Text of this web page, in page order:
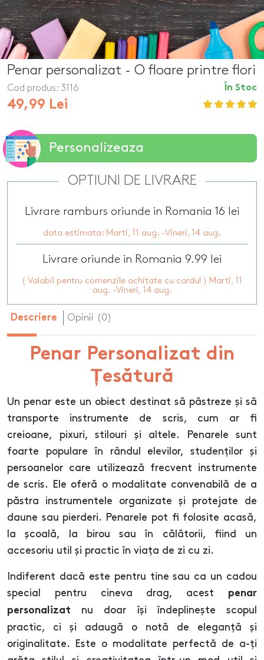
Penar personalizat - O floare printre flori
În Stoc
Cod produs: 3116
49,99 Lei
Personalizeaza
OPTIUNI DE LIVRARE
Livrare ramburs oriunde in Romania 16 lei
data estimata: Marti, 11 aug. -Vineri, 14 aug.
Livrare oriunde in Romania 9.99 lei
( Valabil pentru comenzile achitate cu cardul ) Marti, 11
aug. -Vineri, 14 aug.
Descriere Opinii (0)
Penar Personalizat din
Țesătură
Un penar este un obiect destinat să păstreze și să
transporte instrumente de scris, cum ar fi
creioane, pixuri, stilouri și altele. Penarele sunt
foarte populare în rândul elevilor, studenților și
persoanelor care utilizează frecvent instrumente
de scris. Ele oferă o modalitate convenabilă de a
păstra instrumentele organizate și protejate de
daune sau pierderi. Penarele pot fi folosite acasă,
la școală, la birou sau în călătorii, fiind un
accesoriu util și practic în viața de zi cu zi.
Indiferent dacă este pentru tine sau ca un cadou
special pentru cineva drag, acest penar
personalizat nu doar își îndeplinește scopul
practic, ci și adaugă o notă de eleganță și
originalitate. Este o modalitate perfectă de a-ți